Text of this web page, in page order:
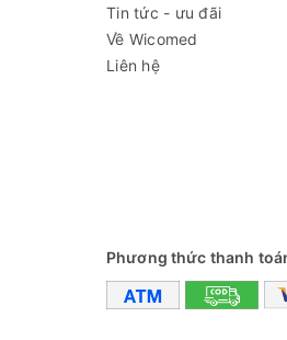
Tin tức - ưu đãi
Về Wicomed
Liên hệ
Phương thức thanh